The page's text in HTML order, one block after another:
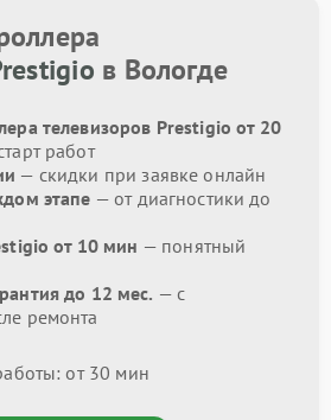
в Вологде
телевизоров Prestigio от 20
работ
— скидки при заявке онлайн
этапе — от диагностики до
от 10 мин — понятный
до 12 мес. — с
ремонта
от 30 мин